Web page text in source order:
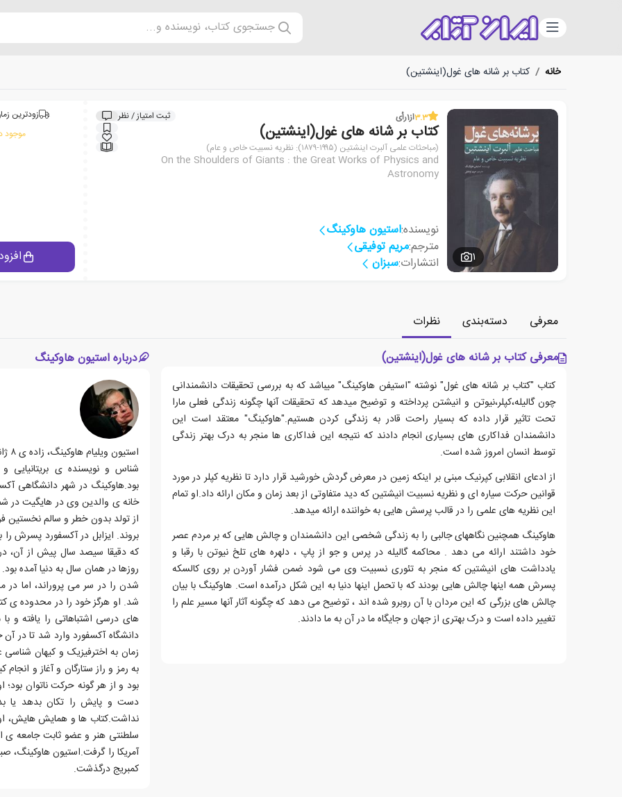
دسته‌بندی جستجوی کتاب، نویسنده و...
خانه / کتاب بر شانه های غول(اینشتین)
1
3.3از1رأی ثبت امتیاز / نظر
کتاب بر شانه های غول(اینشتین)
(مباحثات علمی آلبرت اینشتین (۱۹۹۵-۱۸۷۹): نظریه نسبیت خاص و عام)
On the Shoulders of Giants : the Great Works of Physics and
Astronomy
نویسنده:استیون هاوکینگ
مترجم:مریم توفیقی
انتشارات:سبزان
زودترین
موجود
معرفی دسته‌بندی
نظرات
معرفی کتاب بر شانه های غول(اینشتین)
کتاب "کتاب بر شانه های غول" نوشته "استیفن هاوکینگ" میباشد که به بررسی تحقیقات دانشمندانی
چون گالیله،کپلر،نیوتن و انیشتن پرداخته و توضیح میدهد که تحقیقات آنها چگونه زندگی فعلی مارا
تحت تاثیر قرار داده که بسیار راحت قادر به زندگی کردن هستیم."هاوکینگ" معتقد است این
دانشمندان فداکاری های بسیاری انجام دادند که نتیجه این فداکاری ها منجر به درک بهتر زندگی
توسط انسان امروز شده است.
از ادعای انقلابی کپرنیک مبنی بر اینکه زمین در معرض گردش خورشید قرار دارد تا نظریه کپلر در مورد
قوانین حرکت سیاره ای و نظریه نسبیت انیشتین که دید متفاوتی از بعد زمان و مکان ارائه داد.او تمام
این نظریه های علمی را در قالب پرسش هایی به خواننده ارائه میدهد.
هاوکینگ همچنین نگاههای جالبی را به زندگی شخصی این دانشمندان و چالش هایی که بر مردم عصر
خود داشتند ارائه می دهد . محاکمه گالیله در پرس و جو از پاپ ، دلهره های تلخ نیوتن با رقبا و
یادداشت های انیشتین که منجر به تئوری نسبیت وی می شود ضمن فشار آوردن بر روی کالسکه
پسرش همه اینها چالش هایی بودند که با تحمل اینها دنیا به این شکل درآمده است. هاوکینگ با بیان
چالش های بزرگی که این مردان با آن روبرو شده اند ، توضیح می دهد که چگونه آثار آنها مسیر علم را
تغییر داده است و درک بهتری از جهان و جایگاه ما در آن به ما دادند.
درباره استیون هاوکینگ
شناس و نویسنده ی بریتانیایی
بود.هاوکینگ در شهر دانشگاهی
خانه ی والدین وی در هایگیت در
از تولد بدون خطر و سالم نخستین
بروند. ایزابل در آکسفورد پسرش را
روزها در همان سال به دنیا آمده
شدن را در سر می پروراند، اما
شد. او هرگز خود را در محدوده ی
های درسی اشتباهاتی را یافته و
دانشگاه آکسفورد وارد شد تا در آن
زمان به اخترفیزیک و کیهان
به رمز و راز ستارگان و آغاز و
بود و از هر گونه حرکت ناتوان بود؛
دست و پایش را تکان بدهد یا
نداشت.کتاب ها و همایش هایش،
کمبریج درگذشت.